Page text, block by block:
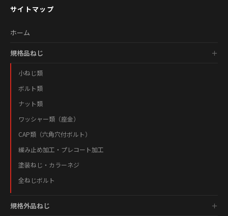
サイトマップ
ホーム
規格品ねじ
小ねじ類
ボルト類
ナット類
ワッシャー類（座金）
CAP類（六角穴付ボルト）
緩み止め加工・プレコート加工
塗装ねじ・カラーネジ
全ねじボルト
規格外品ねじ